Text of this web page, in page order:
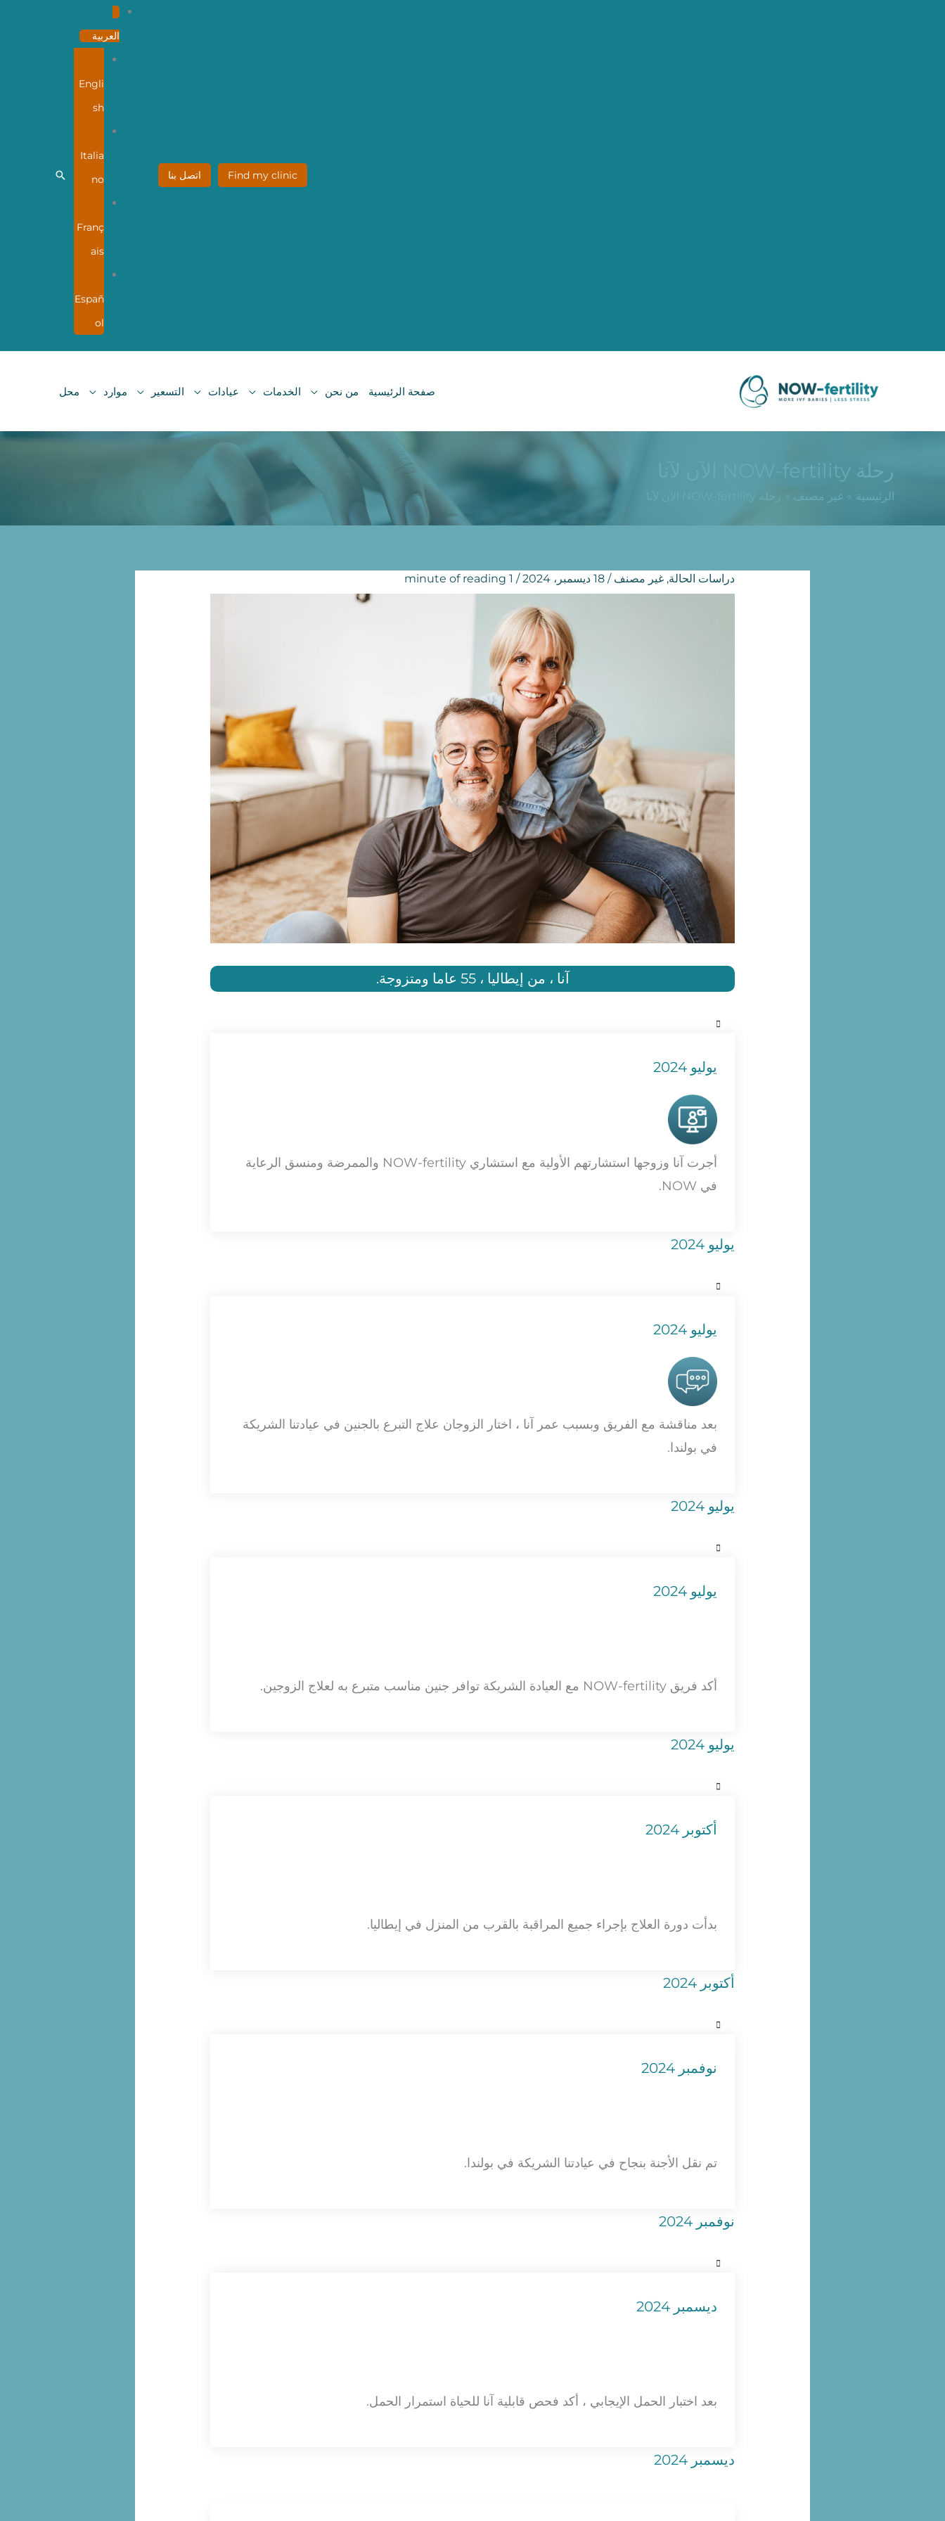
Find my clinic اتصل بنا
العربية
Engli
sh
Italia
no
Franç
ais
Españ
ol
البحث
صفحة الرئيسية من نحن الخدمات عيادات التسعير موارد محل
رحلة NOW-fertility الآن لآنا
الرئيسية غير مصنف رحلة NOW-fertility الآن لآنا
دراسات الحالة, غير مصنف / 18 ديسمبر، 2024 /
1 minute of reading
آنا ، من إيطاليا ، 55 عاما ومتزوجة.
يوليو 2024
أجرت آنا وزوجها استشارتهم الأولية مع استشاري NOW-fertility والممرضة ومنسق الرعاية
في NOW.
يوليو 2024
يوليو 2024
بعد مناقشة مع الفريق وبسبب عمر آنا ، اختار الزوجان علاج التبرع بالجنين في عيادتنا الشريكة
في بولندا.
يوليو 2024
يوليو 2024
أكد فريق NOW-fertility مع العيادة الشريكة توافر جنين مناسب متبرع به لعلاج الزوجين.
يوليو 2024
أكتوبر 2024
بدأت دورة العلاج بإجراء جميع المراقبة بالقرب من المنزل في إيطاليا.
أكتوبر 2024
نوفمبر 2024
تم نقل الأجنة بنجاح في عيادتنا الشريكة في بولندا.
نوفمبر 2024
ديسمبر 2024
بعد اختبار الحمل الإيجابي ، أكد فحص قابلية آنا للحياة استمرار الحمل.
ديسمبر 2024